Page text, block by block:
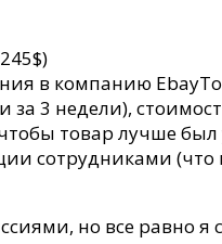
в компанию
за 3 недели),
товар лучше
сотрудниками
но все равно я